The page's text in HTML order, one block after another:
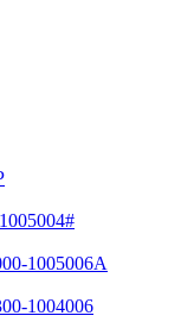
1005006A
1004006